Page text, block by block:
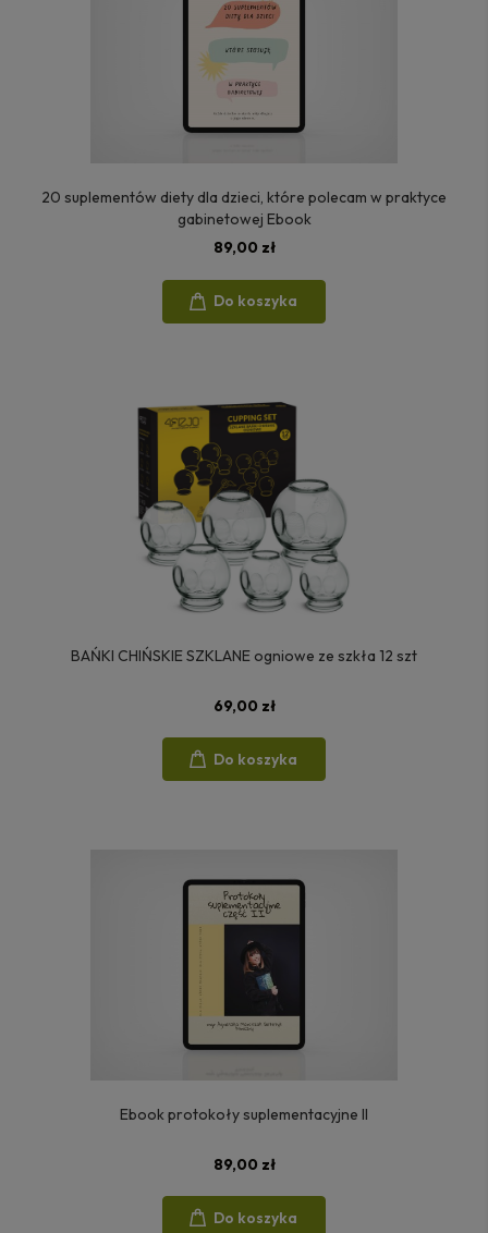
20 suplementów diety dla dzieci, które polecam w praktyce
gabinetowej Ebook
89,00 zł
Do koszyka
BAŃKI CHIŃSKIE SZKLANE ogniowe ze szkła 12 szt
69,00 zł
Do koszyka
Ebook protokoły suplementacyjne II
89,00 zł
Do koszyka